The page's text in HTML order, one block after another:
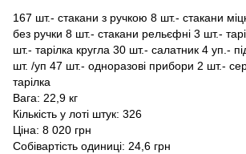
167 шт.- стакани з ручкою 8 шт.- стакани
без ручки 8 шт.- стакани рельєфні 3 шт.-
шт.- тарілка кругла 30 шт.- салатник 4 уп.-
шт. /уп 47 шт.- одноразові прибори 2 шт.-
тарілка
Вага: 22,9 кг
Кількість у лоті штук: 326
Ціна: 8 020 грн
Собівартість одиниці: 24,6 грн